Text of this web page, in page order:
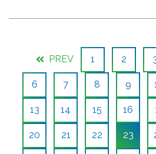
PREV 1 2
6 7 8 9
13 14 15 16
20 21 22 23